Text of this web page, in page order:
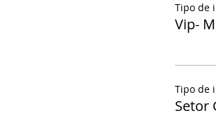
Tipo de
Vip-
Tipo de
Setor